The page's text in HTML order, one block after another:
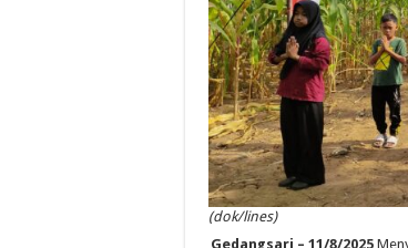
(dok/lines)
Gedangsari – 11/8/2025